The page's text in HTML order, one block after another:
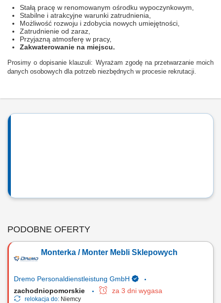
Stałą pracę w renomowanym ośrodku wypoczynkowym,
Stabilne i atrakcyjne warunki zatrudnienia,
Możliwość rozwoju i zdobycia nowych umiejętności,
Zatrudnienie od zaraz,
Przyjazną atmosferę w pracy,
Zakwaterowanie na miejscu.
Prosimy o dopisanie klauzuli: Wyrażam zgodę na przetwarzanie moich
danych osobowych dla potrzeb niezbędnych w procesie rekrutacji.
PODOBNE OFERTY
Monterka / Monter Mebli Sklepowych
Dremo Personaldienstleistung GmbH
zachodniopomorskie
za 3 dni wygasa
relokacja do: Niemcy